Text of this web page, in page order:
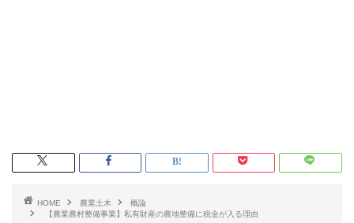
HOME 農業土木
概論
【農業農村整備事業】私有財産の農地整備に税金が入る理由